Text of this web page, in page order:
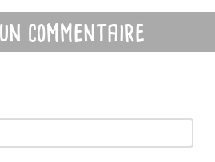
commentaire